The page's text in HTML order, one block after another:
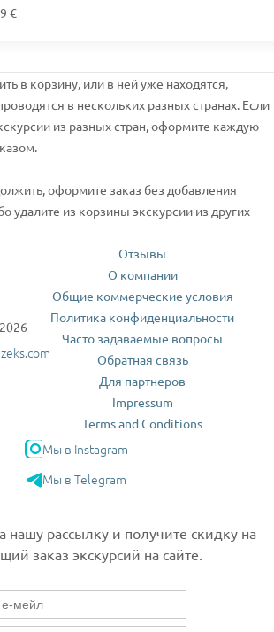
€
в корзину, или в ней уже находятся,
в нескольких разных странах. Если
из разных стран, оформите каждую
оформите заказ без добавления
удалите из корзины экскурсии из других
Отзывы
О компании
Общие коммерческие условия
Политика конфиденциальности
Часто задаваемые вопросы
Обратная связь
Для партнеров
Impressum
Terms and Conditions
Мы в Instagram
Мы в Telegram
нашу рассылку и получите скидку на
заказ экскурсий на сайте.